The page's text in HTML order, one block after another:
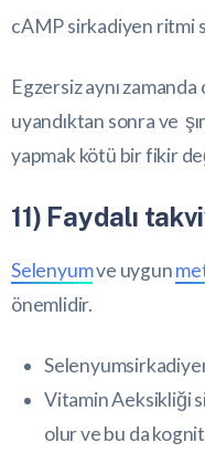
cAMP sirkadiyen ritmi
Egzersiz aynı
uyandıktan sonra ve
yapmak kötü bir fikir
11) Faydalı
Selenyumve uygun
önemlidir.
Selenyum
Vitamin Aeksikliği
olur ve bu da